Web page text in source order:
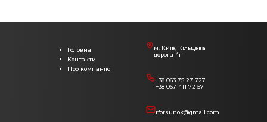
Головна
Контакти
Про компанію
м. Київ, Кільцева
дорога 4г
+38 063 75 27 727
+38 067 411 72 57
rforsunok@gmail.com